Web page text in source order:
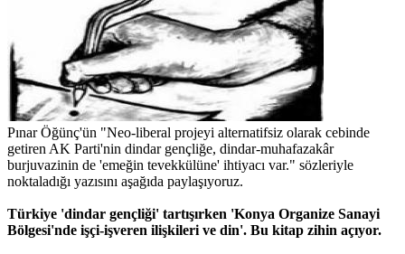
Pınar Öğünç'ün "Neo-liberal projeyi alternatifsiz olarak cebinde
getiren AK Parti'nin dindar gençliğe, dindar-muhafazakâr
burjuvazinin de 'emeğin tevekkülüne' ihtiyacı var." sözleriyle
noktaladığı yazısını aşağıda paylaşıyoruz.
Türkiye 'dindar gençliği' tartışırken 'Konya Organize Sanayi
Bölgesi'nde işçi-işveren ilişkileri ve din'. Bu kitap zihin açıyor.